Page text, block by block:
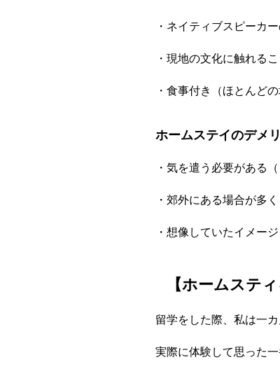
・ネイティブスピーカ
・現地の文化に触れる
・食事付き（ほとんど
ホームステイのデメ
・気を遣う必要がある
・郊外にある場合が多
・想像していたイメー
【ホームステ
留学をした際、私は一
実際に体験して思った